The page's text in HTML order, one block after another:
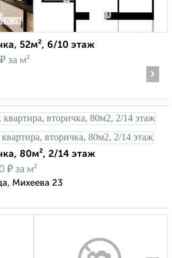
52м², 6/10 этаж
₽ за м²
›
80м², 2/14 этаж
₽ за м²
Михеева 23